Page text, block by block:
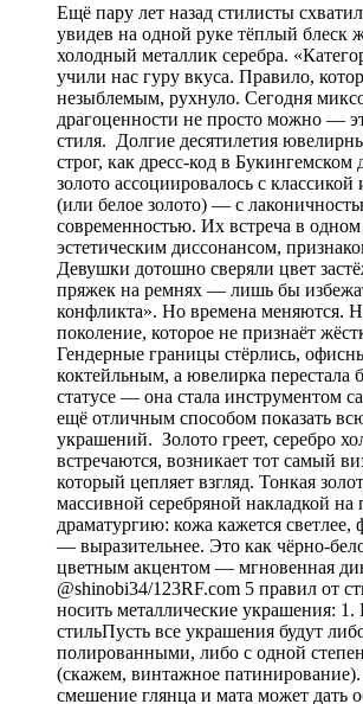
Ещё пару лет назад стилисты
увидев на одной руке тёплый блеск
холодный металлик серебра.
учили нас гуру вкуса. Правило,
незыблемым, рухнуло. Сегодня
драгоценности не просто можно —
стиля. Долгие десятилетия
строг, как дресс-код в
золото ассоциировалось с классикой
(или белое золото) — с
современностью. Их встреча в одном
эстетическим диссонансом,
Девушки дотошно сверяли цвет
пряжек на ремнях — лишь бы
конфликта». Но времена меняются.
поколение, которое не признаёт
Гендерные границы стёрлись,
коктейльным, а ювелирка перестала
статусе — она стала инструментом
ещё отличным способом показать
украшений. Золото греет, серебро
встречаются, возникает тот самый
который цепляет взгляд. Тонкая
массивной серебряной накладкой на
драматургию: кожа кажется светлее,
— выразительнее. Это как чёрно-
цветным акцентом — мгновенная
@shinobi34/123RF.com 5 правил от
носить металлические украшения:
стильПусть все украшения будут
полированными, либо с одной
(скажем, винтажное
смешение глянца и мата может дать